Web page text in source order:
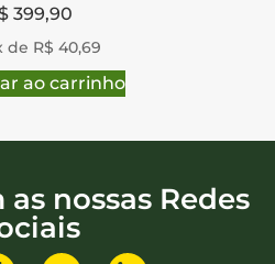
399,90
de R$ 40,69
ao carrinho
nossas Redes